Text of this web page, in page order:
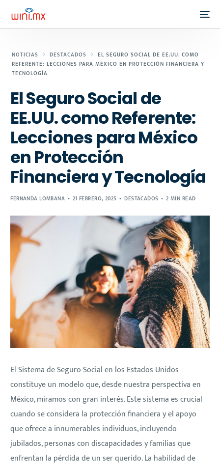
NOTICIAS DESTACADOS
EL SEGURO SOCIAL DE EE.UU. COMO
REFERENTE: LECCIONES PARA MÉXICO EN PROTECCIÓN FINANCIERA Y
TECNOLOGÍA
El Seguro Social de
EE.UU. como Referente:
Lecciones para México
en Protección
Financiera y Tecnología
FERNANDA LOMBANA 21 FEBRERO, 2025 DESTACADOS 2 MIN READ
El Sistema de Seguro Social en los Estados Unidos
constituye un modelo que, desde nuestra perspectiva en
México, miramos con gran interés. Este sistema es crucial
cuando se considera la protección financiera y el apoyo
que ofrece a innumerables individuos, incluyendo
jubilados, personas con discapacidades y familias que
enfrentan la pérdida de un ser querido. La habilidad de